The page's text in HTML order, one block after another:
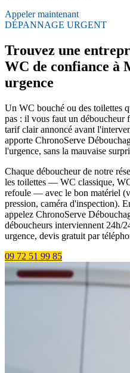
Appeler maintenant
DÉPANNAGE URGENT
Trouvez une
WC de confiance à
urgence
Un WC bouché ou des toilettes
pas : il vous faut un déboucheur
tarif clair annoncé avant
apporte ChronoServe
l'urgence, sans la mauvaise
Chaque déboucheur de notre
les toilettes — WC classique,
refoule — avec le bon matériel
pression, caméra d'inspection).
appelez ChronoServe
déboucheurs interviennent 24h/
urgence, devis gratuit par
09 72 51 99 85